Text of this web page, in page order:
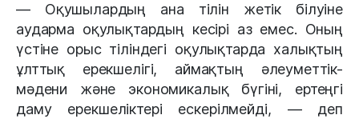
— Оқушылардың ана тілін жетік білуіне
аударма оқулықтардың кесірі аз емес. Оның
үстіне орыс тіліндегі оқулықтарда халықтың
ұлттық ерекшелігі, аймақтың әлеуметтік-
мәдени және экономикалық бүгіні, ертеңгі
даму ерекшеліктері ескерілмейді, — деп